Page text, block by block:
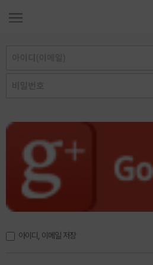
아이디, 이메일 저장